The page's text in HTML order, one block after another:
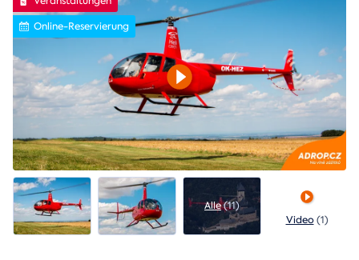
Online-Reservierung
Alle(11)
Video (1)